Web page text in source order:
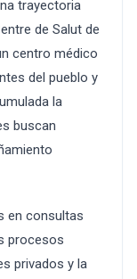
trayectoria
de Salut de
centro médico
del pueblo y
la
buscan
en consultas
procesos
privados y la